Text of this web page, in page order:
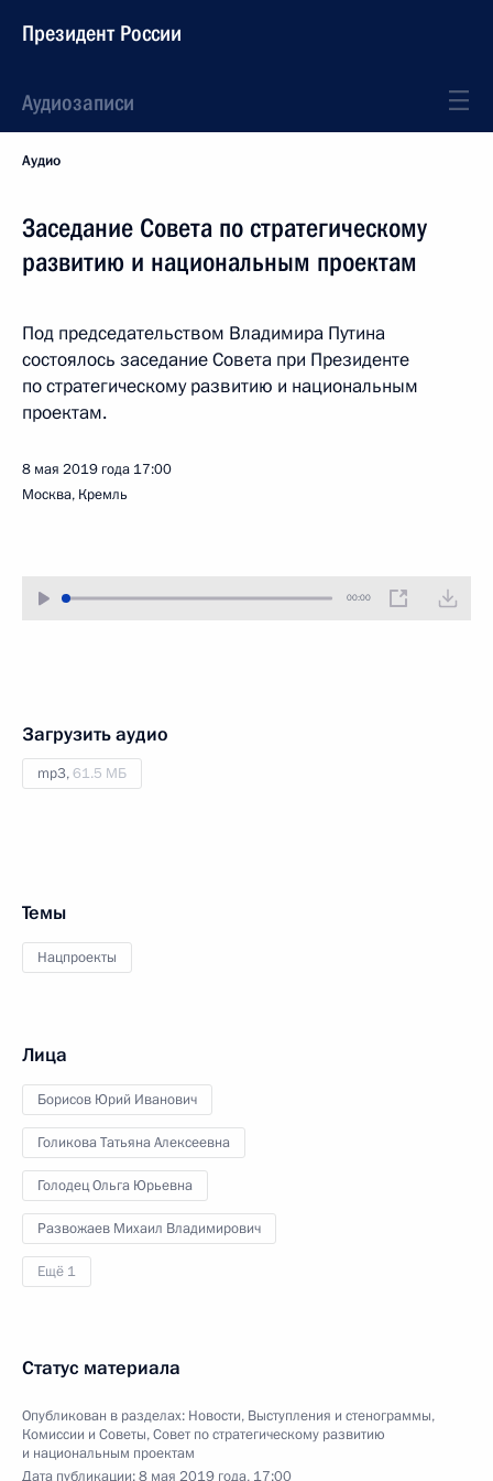
Президент России
Аудиозаписи
Аудио
Заседание Совета по стратегическому
развитию и национальным проектам
Под председательством Владимира Путина
состоялось заседание Совета при Президенте
по стратегическому развитию и национальным
проектам.
8 мая 2019 года 17:00
Москва, Кремль
00:00
Загрузить аудио
mp3,61.5 МБ
Темы
Нацпроекты
Лица
Борисов Юрий Иванович
Голикова Татьяна Алексеевна
Голодец Ольга Юрьевна
Развожаев Михаил Владимирович
Ещё 1
Статус материала
Опубликован в разделах: Новости, Выступления и стенограммы,
Комиссии и Советы,Совет по стратегическому развитию
и национальным проектам
Дата публикации:8 мая 2019 года, 17:00